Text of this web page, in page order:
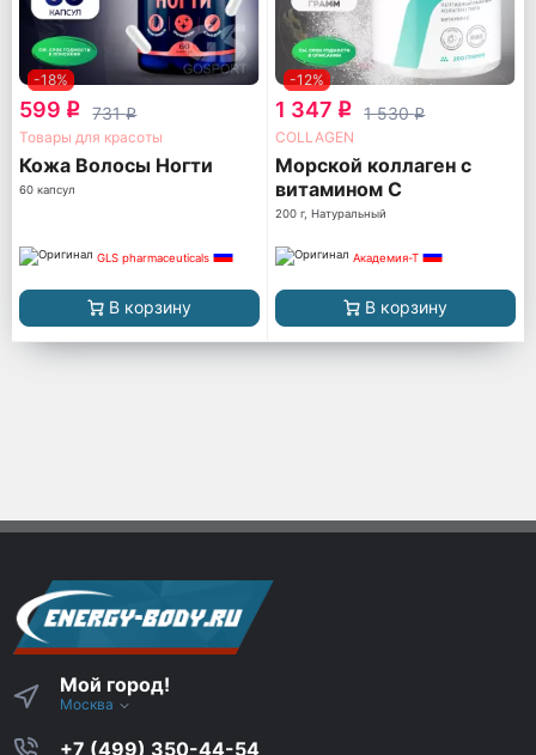
-18%
599 q 731q
Товары для красоты
Кожа Волосы Ногти
60 капсул
GLS pharmaceuticals
В корзину
-12%
1 347 q 1 530q
COLLAGEN
Морской коллаген с
витамином C
200 г, Натуральный
Академия-Т
В корзину
Мой город!
Москва
+7 (499) 350-44-54